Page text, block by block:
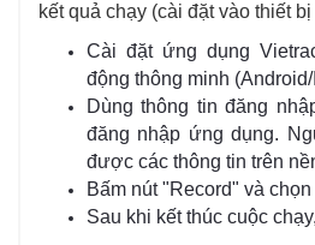
kết quả chạy (cài đặt vào thiết
Cài đặt ứng dụng
động thông minh (Android/
Dùng thông tin đăng
đăng nhập ứng dụng.
được các thông tin trên
Bấm nút "Record" và
Sau khi kết thúc cuộc